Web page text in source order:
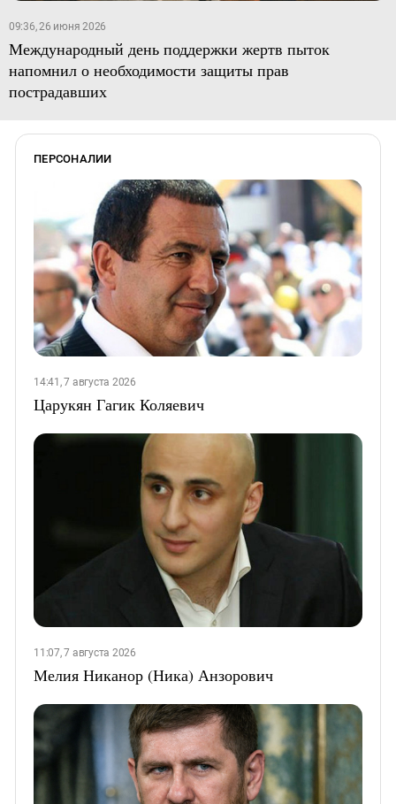
09:36, 26 июня 2026
Международный день поддержки жертв пыток
напомнил о необходимости защиты прав
пострадавших
ПЕРСОНАЛИИ
14:41, 7 августа 2026
Царукян Гагик Коляевич
11:07, 7 августа 2026
Мелия Никанор (Ника) Анзорович